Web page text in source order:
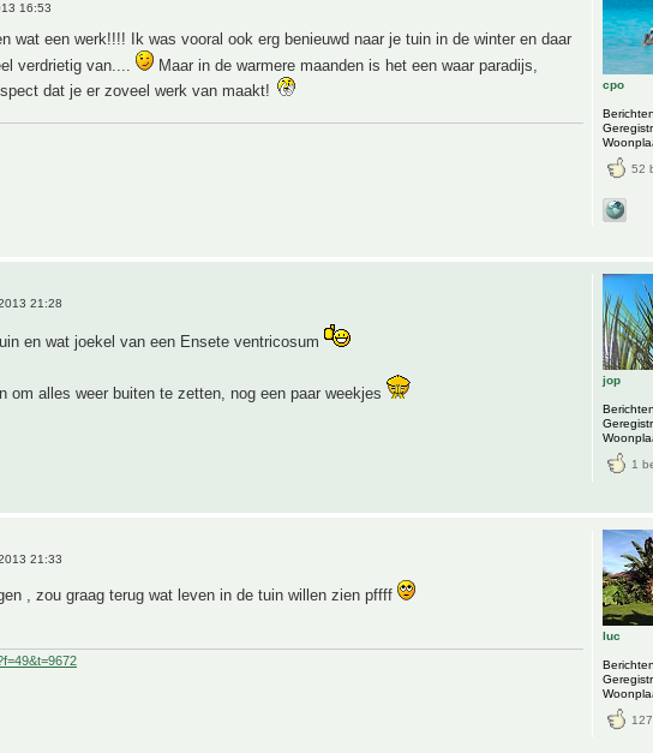
16:53
wat een werk!!!! Ik was vooral ook erg benieuwd naar je tuin in de winter en daar
verdrietig van....
Maar in de warmere maanden is het een waar paradijs,
dat je er zoveel werk van maakt!
cpo
52
21:28
en wat joekel van een Ensete ventricosum
om alles weer buiten te zetten, nog een paar weekjes
jop
1
21:33
, zou graag terug wat leven in de tuin willen zien pffff
luc